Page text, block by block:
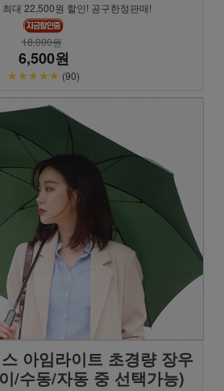
대 22,500원 할인! 공구한정판매!
18,000원
6,500원
★★★★★ (90)
아임라이트 초경량 장우
/수동/자동 중 선택가능)